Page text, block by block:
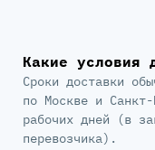
Какие условия
Сроки доставки
по Москве и
рабочих дней (в
перевозчика).